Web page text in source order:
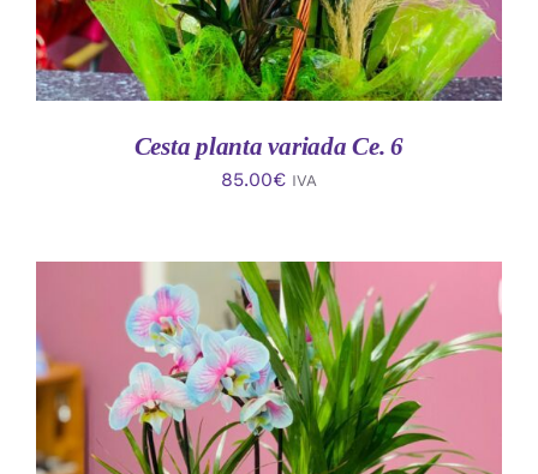
Cesta planta variada Ce. 6
85.00€ IVA